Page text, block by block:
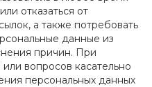
отказаться от
а также потребовать
данные из
причин. При
вопросов касательно
персональных данных